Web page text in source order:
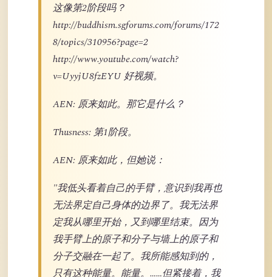
这像第2阶段吗？
http://buddhism.sgforums.com/forums/172
8/topics/310956?page=2
http://www.youtube.com/watch?
v=UyyjU8fzEYU 好视频。
AEN: 原来如此。那它是什么？
Thusness: 第1阶段。
AEN: 原来如此，但她说：
"我低头看着自己的手臂，意识到我再也
无法界定自己身体的边界了。我无法界
定我从哪里开始，又到哪里结束。因为
我手臂上的原子和分子与墙上的原子和
分子交融在一起了。我所能感知到的，
只有这种能量。能量。……但紧接着，我